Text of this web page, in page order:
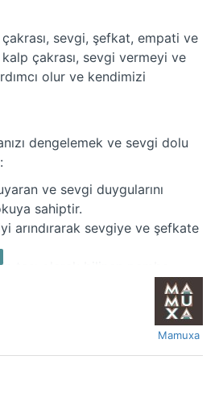
sevgi, şefkat, empati ve
çakrası, sevgi vermeyi ve
olur ve kendimizi
dengelemek ve sevgi dolu
ve sevgi duygularını
sahiptir.
arındırarak sevgiye ve şefkate
taşı olarak bilinen pembe
almayı kolaylaştırır.
bir enerji yayarak kalp
ve romantizmin sembolü
Mamuxa